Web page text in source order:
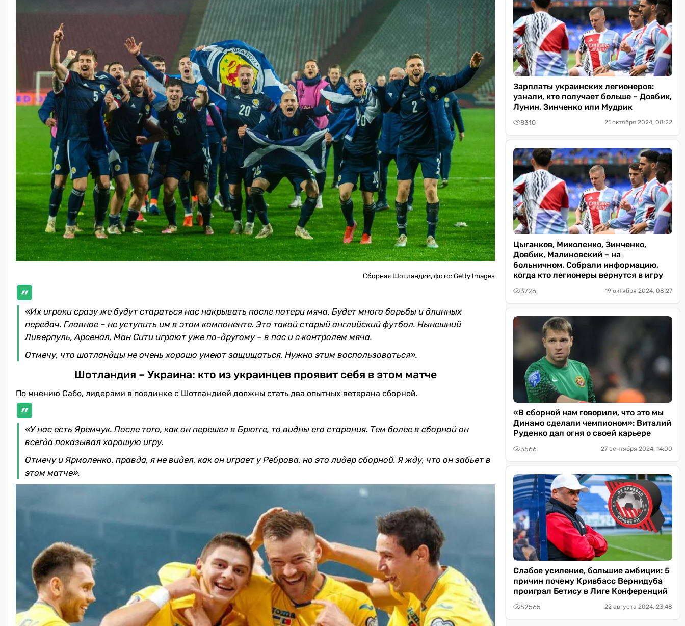
Сборная Шотландии, фото: Getty Images
«Их игроки сразу же будут стараться нас накрывать после потери мяча. Будет много борьбы и длинных
передач. Главное – не уступить им в этом компоненте. Это такой старый английский футбол. Нынешний
Ливерпуль, Арсенал, Ман Сити играют уже по-другому – в пас и с контролем мяча.
Отмечу, что шотландцы не очень хорошо умеют защищаться. Нужно этим воспользоваться».
Шотландия – Украина: кто из украинцев проявит себя в этом матче
По мнению Сабо, лидерами в поединке с Шотландией должны стать два опытных ветерана сборной.
«У нас есть Яремчук. После того, как он перешел в Брюгге, то видны его старания. Тем более в сборной он
всегда показывал хорошую игру.
Отмечу и Ярмоленко, правда, я не видел, как он играет у Реброва, но это лидер сборной. Я жду, что он забьет в
этом матче».
Зарплаты украинских легионеров:
узнали, кто получает больше – Довбик,
Лунин, Зинченко или Мудрик
8310 21 октября 2024, 08:22
Цыганков, Миколенко, Зинченко,
Довбик, Малиновский – на
больничном. Собрали информацию,
когда кто легионеры вернутся в игру
3726 19 октября 2024, 08:27
«В сборной нам говорили, что это мы
Динамо сделали чемпионом»: Виталий
Руденко дал огня о своей карьере
3566 27 сентября 2024, 14:00
Слабое усиление, большие амбиции: 5
причин почему Кривбасс Вернидуба
проиграл Бетису в Лиге Конференций
52565 22 августа 2024, 23:48